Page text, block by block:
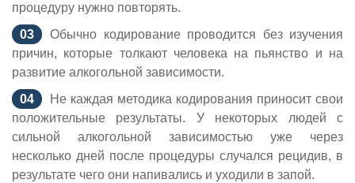
процедуру нужно повторять.
Обычно кодирование проводится без изучения
причин, которые толкают человека на пьянство и на
развитие алкогольной зависимости.
Не каждая методика кодирования приносит свои
положительные результаты. У некоторых людей с
сильной алкогольной зависимостью уже через
несколько дней после процедуры случался рецидив, в
результате чего они напивались и уходили в запой.